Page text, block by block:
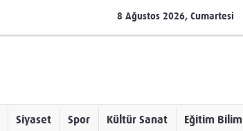
8 Ağustos 2026, Cumartesi
Siyaset Spor Kültür Sanat Eğitim Bilim